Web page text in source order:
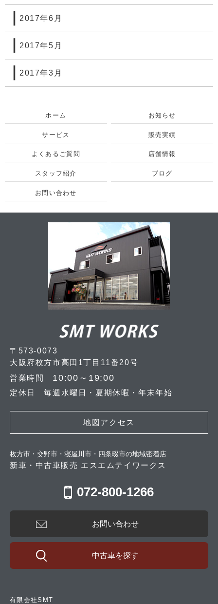
2017年6月
2017年5月
2017年3月
ホーム お知らせ
サービス 販売実績
よくあるご質問 店舗情報
スタッフ紹介 ブログ
お問い合わせ
〒573-0073
大阪府枚方市高田1丁目11番20号
営業時間 10:00～19:00
定休日 毎週水曜日・夏期休暇・年末年始
地図アクセス
枚方市・交野市・寝屋川市・四条畷市の地域密着店
新車・中古車販売 エスエムテイワークス
072-800-1266
お問い合わせ
中古車を探す
有限会社SMT